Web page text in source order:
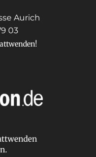
Aurich
03